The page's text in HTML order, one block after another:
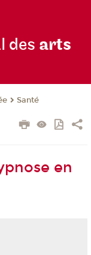
des arts
Santé
en